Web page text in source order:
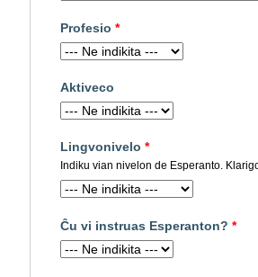
Profesio *
Aktiveco
Lingvonivelo *
Indiku vian nivelon de Esperanto.
Ĉu vi instruas Esperanton? *